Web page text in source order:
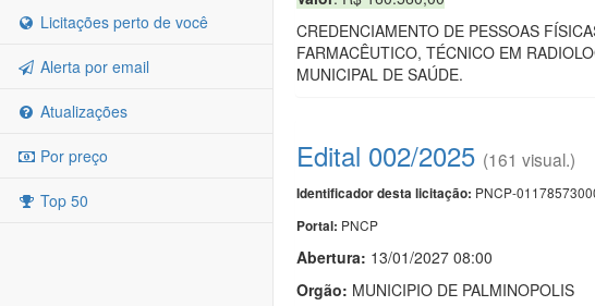
Licitações perto de você
Alerta por email
Atualizações
Por preço
Top 50
CREDENCIAMENTO DE PESSOAS
FARMACÊUTICO, TÉCNICO EM
MUNICIPAL DE SAÚDE.
Edital 002/2025 (161 visual.)
Identificador desta licitação: PNCP-
Portal: PNCP
Abertura: 13/01/2027 08:00
Orgão: MUNICIPIO DE PALMINOPOLIS